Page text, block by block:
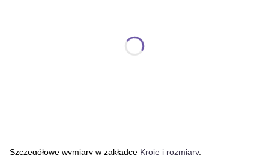
Szczegółowe wymiary w zakładce Kroje i rozmiary